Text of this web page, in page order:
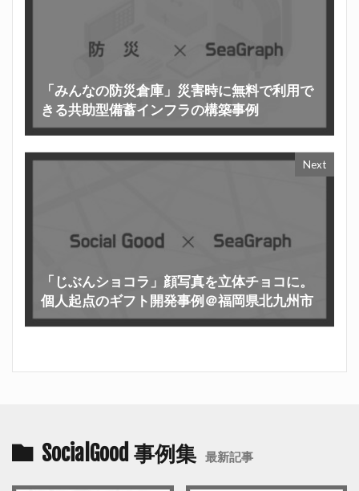
「みんなの防災倉庫」災害時に無料で利用で
きる共助型備蓄インフラの構築事例
Next
「じぶんショコラ」顔写真を立体チョコに。
個人起点のギフト開発事例＠福岡県北九州市
SocialGood 事例集 最新記事